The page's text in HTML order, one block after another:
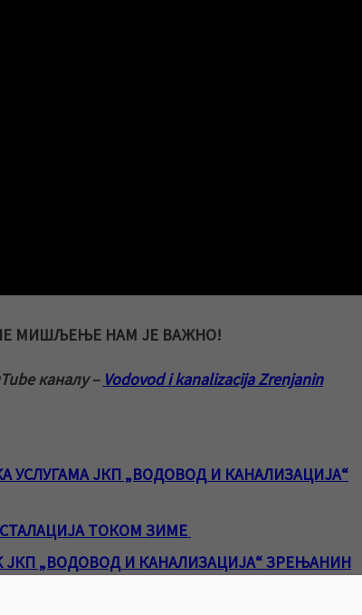
МИШЉЕЊЕ НАМ ЈЕ ВАЖНО!
каналу – Vodovod i kanalizacija Zrenjanin
ЈКП „ВОДОВОД И КАНАЛИЗАЦИЈА“
ТОКОМ ЗИМЕ
„ВОДОВОД И КАНАЛИЗАЦИЈА“ ЗРЕЊАНИН
ОД 1. ЈАНУАРА